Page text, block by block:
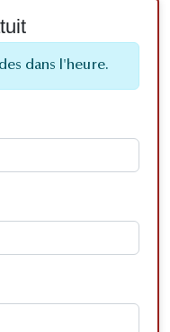
dans l'heure.